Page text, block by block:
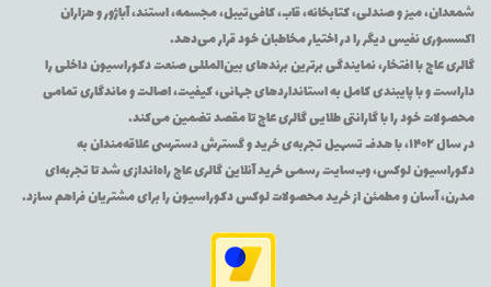
شمعدان، میز و صندلی، کتابخانه، قاب، کافی‌تیبل، مجسمه، استند، آباژور و هزاران
اکسسوری نفیس دیگر را در اختیار مخاطبان خود قرار می‌دهد.
گالری عاج با افتخار، نمایندگی برترین برندهای بین‌المللی صنعت دکوراسیون داخلی را
داراست و با پایبندی کامل به استانداردهای جهانی، کیفیت، اصالت و ماندگاری تمامی
محصولات خود را با گارانتی طلایی گالری عاج تا مقصد تضمین می‌کند.
در سال ۱۴۰۲، با هدف تسهیل تجربه‌ی خرید و گسترش دسترسی علاقه‌مندان به
دکوراسیون لوکس، وب‌سایت رسمی خرید آنلاین گالری عاج راه‌اندازی شد تا تجربه‌ای
مدرن، آسان و مطمئن از خرید محصولات لوکس دکوراسیون را برای مشتریان فراهم سازد.